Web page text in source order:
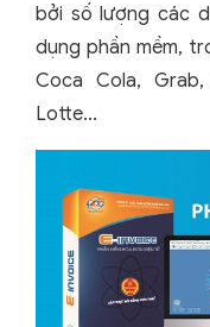
bởi số lượng các
dụng phần mềm,
Coca Cola, Grab,
Lotte...